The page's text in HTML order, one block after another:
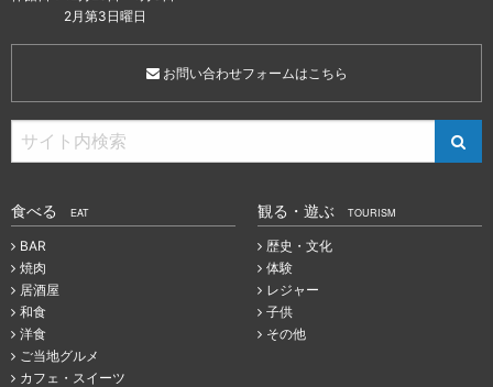
2月第3日曜日
お問い合わせフォームはこちら
食べる EAT
BAR
焼肉
居酒屋
和食
洋食
ご当地グルメ
カフェ・スイーツ
観る・遊ぶ TOURISM
歴史・文化
体験
レジャー
子供
その他